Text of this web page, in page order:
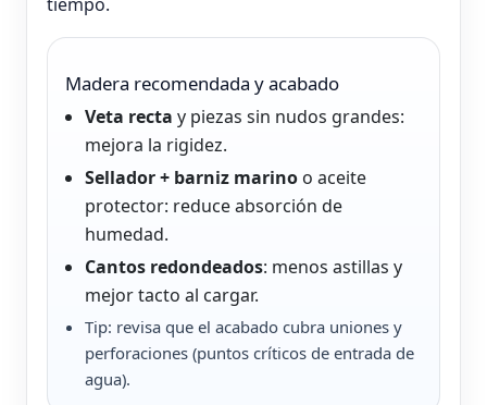
Madera recomendada y acabado
Veta recta y piezas sin nudos grandes:
mejora la rigidez.
Sellador + barniz marinoo aceite
protector: reduce absorción de
humedad.
Cantos redondeados: menos astillas y
mejor tacto al cargar.
Tip: revisa que el acabado cubra uniones y
perforaciones (puntos críticos de entrada de
agua).